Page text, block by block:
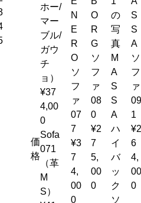
価
格
ホー/
マー
ブル/
ガウ
チ
ョ）
¥37
4,00
0
Sofa
071
（革
M
S）
N
E
R
O
ソ
フ
ァ
07
7
¥3
7
4,
00
0
O
R
G
ソ
フ
ァ
08
0
¥2
7
5,
00
0
M
A
S
S
A
ハ
イ
バ
ッ
ク
ソ
S
S
A
ソ
フ
ァ
09
1
¥2
6
4,
00
0